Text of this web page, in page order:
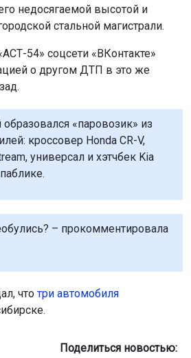
недосягаемой высотой и
стальной магистрали.
54» соцсети «ВКонтакте»
о другом ДТП в это же
«паровозик» из
кроссовер Honda CR-V,
универсал и хэтчбек Kia
– прокомментировала
чтотри автомобиля
Поделиться новостью: